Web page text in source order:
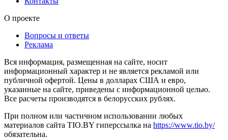
О проекте
Вопросы и ответы
Реклама
Вся информация, размещенная на сайте, носит
информационный характер и не является рекламой или
публичной офертой. Цены в долларах США и евро,
указанные на сайте, приведены с информационной целью.
Все расчеты производятся в белорусских рублях.
При полном или частичном использовании любых
материалов сайта TIO.BY гиперссылка на https://www.tio.by/
обязательна.